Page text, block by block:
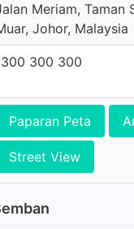
Meriam, Taman
Johor, Malaysia
300 300
Paparan Peta
Street View